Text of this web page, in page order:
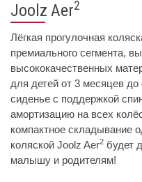
Joolz Aer2
Лёгкая прогулочная
премиального сегмента,
высококачественных
для детей от 3 месяцев
сиденье с поддержкой
амортизацию на всех
компактное складывание
коляской Joolz Aer2 будет
малышу и родителям!